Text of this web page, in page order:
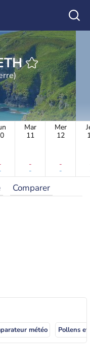
Mar
11
-
-
Mer
12
-
-
Comparer
météo Pollens